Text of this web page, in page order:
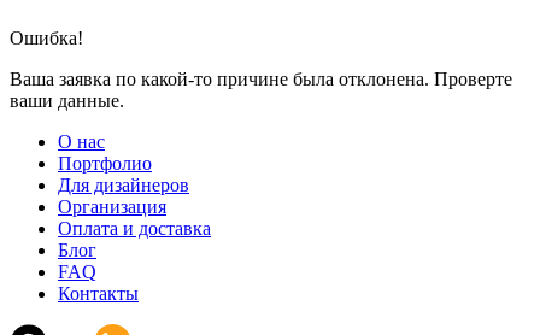
Ошибка!
Ваша заявка по какой-то причине была отклонена. Проверте
ваши данные.
О нас
Портфолио
Для дизайнеров
Организация
Оплата и доставка
Блог
FAQ
Контакты